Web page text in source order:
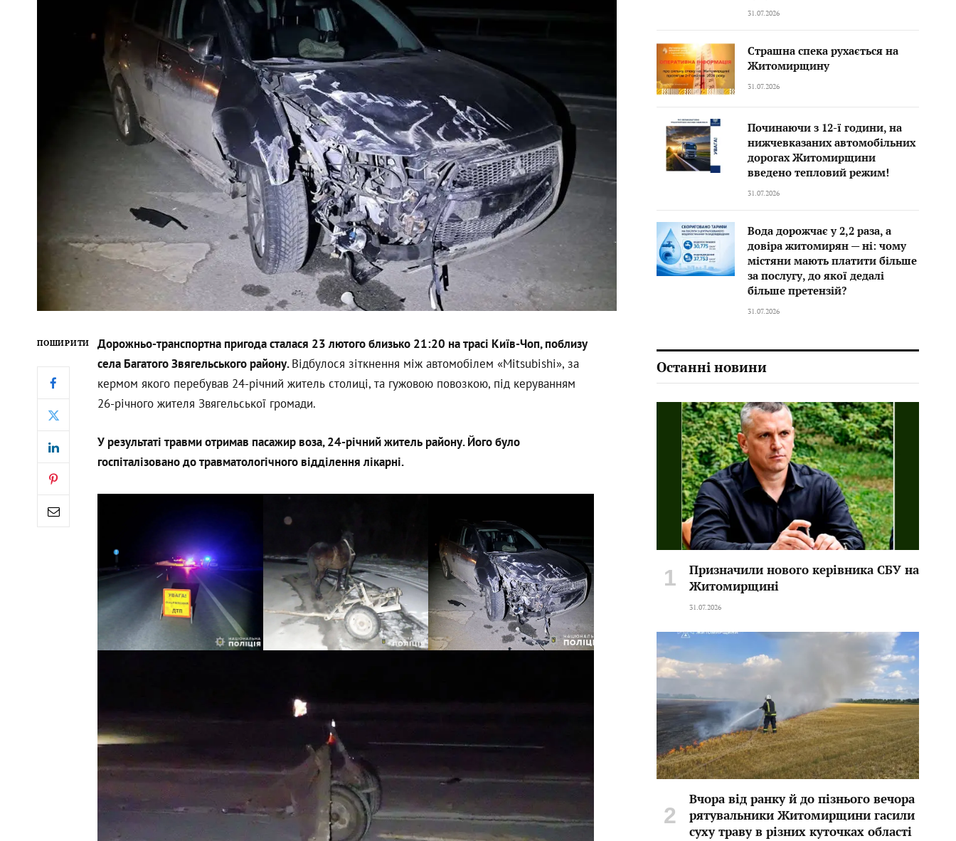
ПОШИРИТИ
Дорожньо-транспортна пригода сталася 23 лютого близько 21:20 на трасі Київ-Чоп, поблизу
села Багатого Звягельського району.Відбулося зіткнення між автомобілем «Mitsubishi», за
кермом якого перебував 24-річний житель столиці, та гужовою повозкою, під керуванням
26-річного жителя Звягельської громади.
У результаті травми отримав пасажир воза, 24-річний житель району. Його було
госпіталізовано до травматологічного відділення лікарні.
31.07.2026
Страшна спека рухається на
Житомирщину
31.07.2026
Починаючи з 12-ї години, на
нижчевказаних автомобільних
дорогах Житомирщини
введено тепловий режим!
31.07.2026
Вода дорожчає у 2,2 раза, а
довіра житомирян — ні: чому
містяни мають платити більше
за послугу, до якої дедалі
більше претензій?
31.07.2026
Останні новини
Призначили нового керівника СБУ на
Житомирщині
31.07.2026
Вчора від ранку й до пізнього вечора
рятувальники Житомирщини гасили
суху траву в різних куточках області